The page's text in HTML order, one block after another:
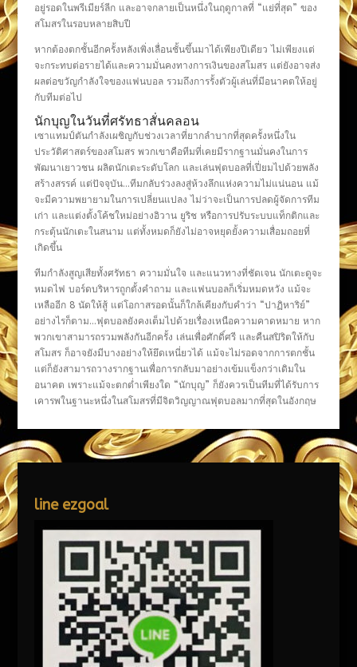
อยู่รอดในพรีเมียร์ลีก และอาจกลายเป็นหนึ่งในฤดูกาลที่ “แย่ที่สุด” ของ
สโมสรในรอบหลายสิบปี
หากต้องตกชั้นอีกครั้งหลังเพิ่งเลื่อนชั้นขึ้นมาได้เพียงปีเดียว ไม่เพียงแต่
จะกระทบต่อรายได้และความมั่นคงทางการเงินของสโมสร แต่ยังอาจส่ง
ผลต่อขวัญกำลังใจของแฟนบอล รวมถึงการรั้งตัวผู้เล่นที่มีอนาคตให้อยู่
กับทีมต่อไป
นักบุญในวันที่ศรัทธาสั่นคลอน
เซาแทมป์ตันกำลังเผชิญกับช่วงเวลาที่ยากลำบากที่สุดครั้งหนึ่งใน
ประวัติศาสตร์ของสโมสร พวกเขาคือทีมที่เคยมีรากฐานมั่นคงในการ
พัฒนาเยาวชน ผลิตนักเตะระดับโลก และเล่นฟุตบอลที่เปี่ยมไปด้วยพลัง
สร้างสรรค์ แต่ปัจจุบัน…ทีมกลับร่วงลงสู่ห้วงลึกแห่งความไม่แน่นอน แม้
จะมีความพยายามในการเปลี่ยนแปลง ไม่ว่าจะเป็นการปลดผู้จัดการทีม
เก่า และแต่งตั้งโค้ชใหม่อย่างอิวาน ยูริช หรือการปรับระบบแท็กติกและ
กระตุ้นนักเตะในสนาม แต่ทั้งหมดก็ยังไม่อาจหยุดยั้งความเสื่อมถอยที่
เกิดขึ้น
ทีมกำลังสูญเสียทั้งศรัทธา ความมั่นใจ และแนวทางที่ชัดเจน นักเตะดูจะ
หมดไฟ บอร์ดบริหารถูกตั้งคำถาม และแฟนบอลก็เริ่มหมดหวัง แม้จะ
เหลืออีก 8 นัดให้สู้ แต่โอกาสรอดนั้นก็ใกล้เคียงกับคำว่า “ปาฏิหาริย์”
อย่างไรก็ตาม…ฟุตบอลยังคงเต็มไปด้วยเรื่องเหนือความคาดหมาย หาก
พวกเขาสามารถรวมพลังกันอีกครั้ง เล่นเพื่อศักดิ์ศรี และคืนสปิริตให้กับ
สโมสร ก็อาจยังมีบางอย่างให้ยึดเหนี่ยวได้ แม้จะไม่รอดจากการตกชั้น
แต่ก็ยังสามารถวางรากฐานเพื่อการกลับมาอย่างเข้มแข็งกว่าเดิมใน
อนาคต เพราะแม้จะตกต่ำเพียงใด “นักบุญ” ก็ยังควรเป็นทีมที่ได้รับการ
เคารพในฐานะหนึ่งในสโมสรที่มีจิตวิญญาณฟุตบอลมากที่สุดในอังกฤษ
line ezgoal